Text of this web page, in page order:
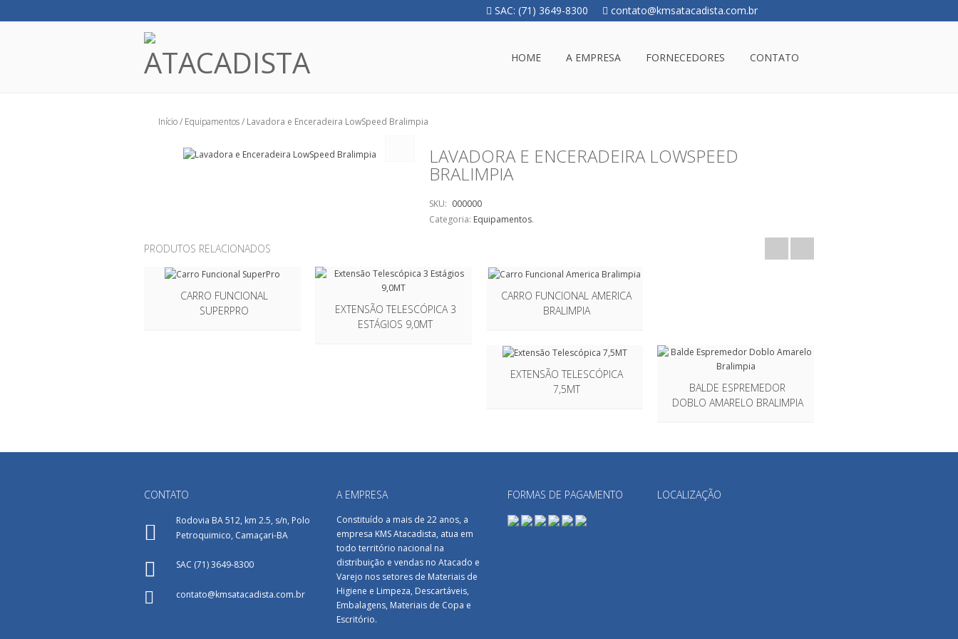
SAC: (71) 3649-8300 contato@kmsatacadista.com.br
HOME A EMPRESA FORNECEDORES CONTATO
Início/ Equipamentos/ Lavadora e Enceradeira LowSpeed Bralimpia
LAVADORA E ENCERADEIRA LOWSPEED
BRALIMPIA
SKU: 000000
Categoria: Equipamentos.
PRODUTOS RELACIONADOS
CARRO FUNCIONAL
SUPERPRO
EXTENSÃO TELESCÓPICA 3
ESTÁGIOS 9,0MT
CARRO FUNCIONAL AMERICA
BRALIMPIA
EXTENSÃO TELESCÓPICA
7,5MT
BALDE ESPREMEDOR
DOBLO AMARELO BRALIMPIA
CONTATO
Rodovia BA 512, km 2.5, s/n, Polo
Petroquimico, Camaçari-BA
SAC (71) 3649-8300
contato@kmsatacadista.com.br
A EMPRESA
Constituído a mais de 22 anos, a
empresa KMS Atacadista, atua em
todo território nacional na
distribuição e vendas no Atacado e
Varejo nos setores de Materiais de
Higiene e Limpeza, Descartáveis,
Embalagens, Materiais de Copa e
Escritório.
FORMAS DE PAGAMENTO LOCALIZAÇÃO